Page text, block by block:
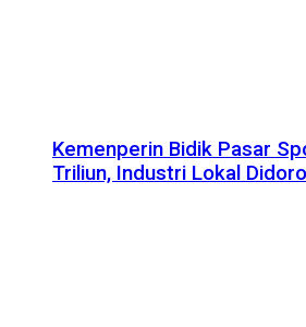
Kemenperin Bidik Pasar
Triliun, Industri Lokal